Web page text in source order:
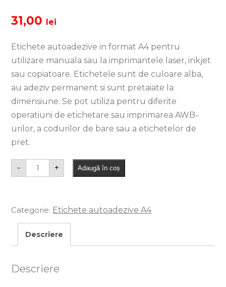
31,00 lei
Etichete autoadezive in format A4 pentru
utilizare manuala sau la imprimantele laser, inkjet
sau copiatoare. Etichetele sunt de culoare alba,
au adeziv permanent si sunt pretaiate la
dimensiune. Se pot utiliza pentru diferite
operatiuni de etichetare sau imprimarea AWB-
urilor, a codurilor de bare sau a etichetelor de
pret.
- + Adaugă în coș
Categorie: Etichete autoadezive A4
Descriere
Descriere